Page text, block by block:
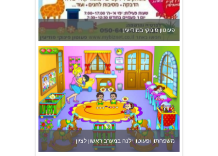
פעוטון פינוקי במודיעין
משפחתון ופעוטון ילנה במערב ראשון לציון